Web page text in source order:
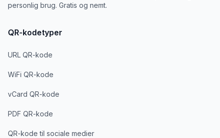
personlig brug. Gratis og nemt.
QR-kodetyper
URL QR-kode
WiFi QR-kode
vCard QR-kode
PDF QR-kode
QR-kode til sociale medier